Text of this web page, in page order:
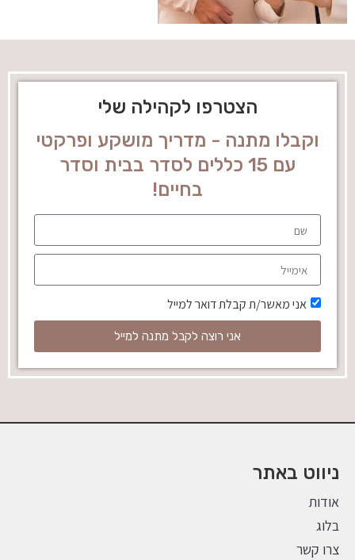
הצטרפו לקהילה שלי
וקבלו מתנה - מדריך מושקע ופרקטי
עם 15 כללים לסדר בבית וסדר
בחיים!
אני מאשר/ת קבלת דואר למייל
אני רוצה לקבל מתנה למייל
ניווט באתר
אודות
בלוג
צרו קשר